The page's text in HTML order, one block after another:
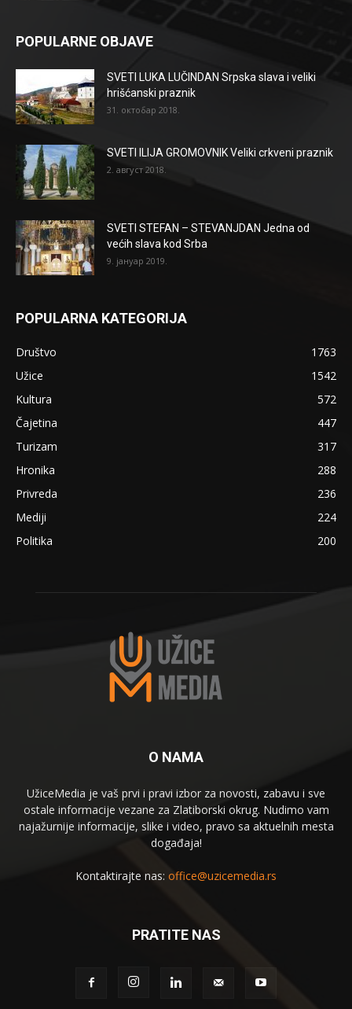
POPULARNE OBJAVE
SVETI LUKA LUČINDAN Srpska slava i veliki
hrišćanski praznik
31. октобар 2018.
SVETI ILIJA GROMOVNIK Veliki crkveni praznik
2. август 2018.
SVETI STEFAN – STEVANJDAN Jedna od
većih slava kod Srba
9. јануар 2019.
POPULARNA KATEGORIJA
Društvo
1763
Užice
1542
Kultura
572
Čajetina
447
Turizam
317
Hronika
288
Privreda
236
Mediji
224
Politika
200
O NAMA
UžiceMedia je vaš prvi i pravi izbor za novosti, zabavu i sve
ostale informacije vezane za Zlatiborski okrug. Nudimo vam
najažurnije informacije, slike i video, pravo sa aktuelnih mesta
događaja!
Kontaktirajte nas: office@uzicemedia.rs
PRATITE NAS